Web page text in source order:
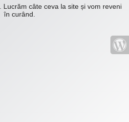
Lucrăm câte ceva la site și vom reveni
în curând.